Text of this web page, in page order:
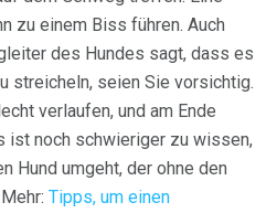
zu einem Biss führen. Auch
des Hundes sagt, dass es
streicheln, seien Sie vorsichtig.
verlaufen, und am Ende
ist noch schwieriger zu wissen,
Hund umgeht, der ohne den
Tipps, um einen